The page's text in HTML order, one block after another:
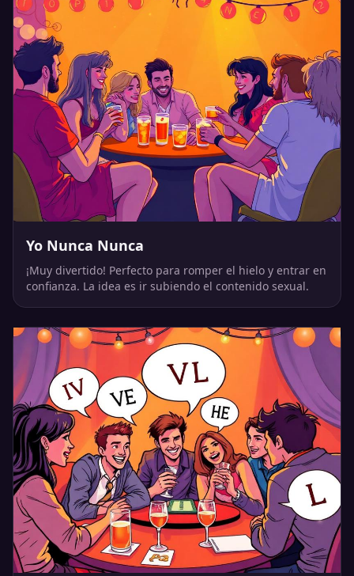
Yo Nunca Nunca
¡Muy divertido! Perfecto para romper el hielo y entrar en
confianza. La idea es ir subiendo el contenido sexual.